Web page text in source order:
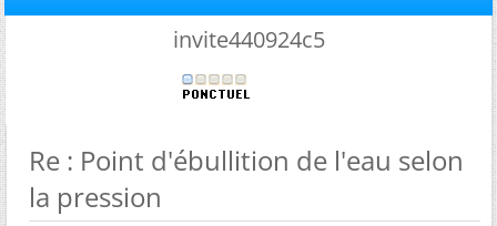
invite440924c5
Re : Point d'ébullition de l'eau selon
la pression